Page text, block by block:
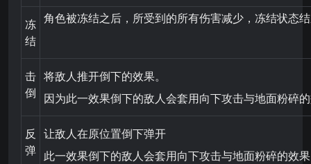
冻
结
角色被冻结之后，所受到的所有伤害减少，冻结状态
击
倒
将敌人推开倒下的效果。
因为此一效果倒下的敌人会套用向下攻击与地面粉碎
反
弹
让敌人在原位置倒下弹开
此一效果倒下的敌人会套用向下攻击与地面粉碎的效果